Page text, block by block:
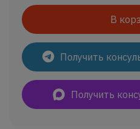
В
Получить
Получить